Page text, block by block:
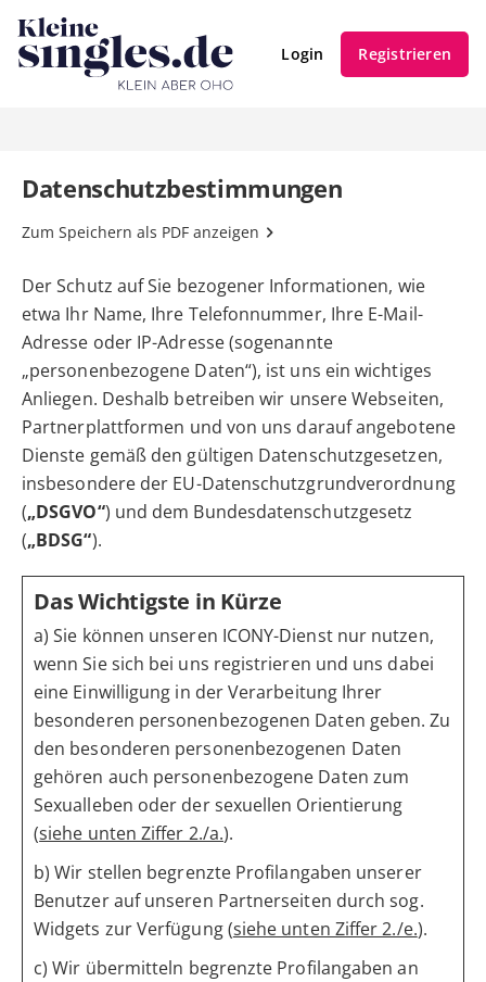
Login Registrieren
Datenschutzbestimmungen
Zum Speichern als PDF anzeigen
Der Schutz auf Sie bezogener Informationen, wie
etwa Ihr Name, Ihre Telefonnummer, Ihre E-Mail-
Adresse oder IP-Adresse (sogenannte
„personenbezogene Daten“), ist uns ein wichtiges
Anliegen. Deshalb betreiben wir unsere Webseiten,
Partnerplattformen und von uns darauf angebotene
Dienste gemäß den gültigen Datenschutzgesetzen,
insbesondere der EU-Datenschutzgrundverordnung
(„DSGVO“) und dem Bundesdatenschutzgesetz
(„BDSG“).
Das Wichtigste in Kürze
a) Sie können unseren ICONY-Dienst nur nutzen,
wenn Sie sich bei uns registrieren und uns dabei
eine Einwilligung in der Verarbeitung Ihrer
besonderen personenbezogenen Daten geben. Zu
den besonderen personenbezogenen Daten
gehören auch personenbezogene Daten zum
Sexualleben oder der sexuellen Orientierung
(siehe unten Ziffer 2./a.).
b) Wir stellen begrenzte Profilangaben unserer
Benutzer auf unseren Partnerseiten durch sog.
Widgets zur Verfügung (siehe unten Ziffer 2./e.).
c) Wir übermitteln begrenzte Profilangaben an